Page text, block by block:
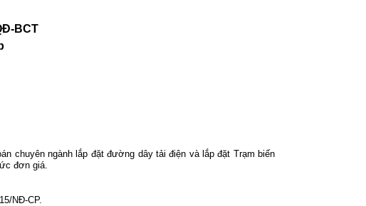
BCT
chuyên ngành lắp đặt đường dây tải điện và lắp đặt Trạm biến
đơn giá.
NĐ-CP.